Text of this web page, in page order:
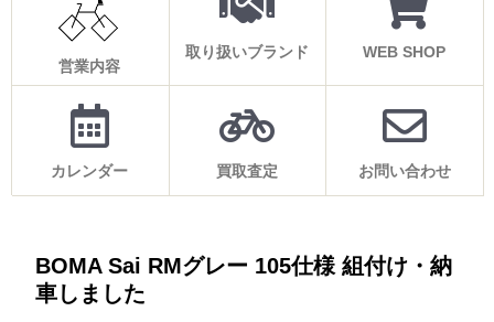
営業内容
取り扱いブランド WEB SHOP
カレンダー 買取査定 お問い合わせ
BOMA Sai RMグレー 105仕様 組付け・納
車しました